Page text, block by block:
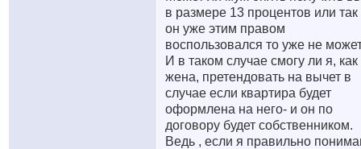
в размере 13 процентов или так
он уже этим правом
воспользовался то уже не
И в таком случае смогу ли я, как
жена, претендовать на вычет в
случае если квартира будет
оформлена на него- и он по
договору будет собственником.
Ведь , если я правильно